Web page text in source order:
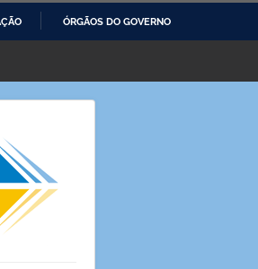
ÓRGÃOS DO GOVERNO